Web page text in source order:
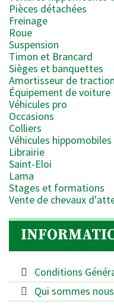
Pièces détachées
Freinage
Roue
Suspension
Timon et Brancard
Sièges et banquettes
Amortisseur de traction
Équipement de voiture
Véhicules pro
Occasions
Colliers
Véhicules hippomobiles
Librairie
Saint-Eloi
Lama
Stages et formations
Vente de chevaux
Conditions
Qui sommes